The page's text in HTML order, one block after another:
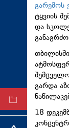
რეგიონი
კულტურა
სპორტი
ტაბლოიდი
არქივი
გარემოს
ტყვიის
და
გარდა
18